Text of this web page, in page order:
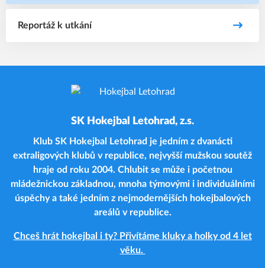
Reportáž k utkání
SK Hokejbal Letohrad, z.s.
Klub SK Hokejbal Letohrad je jedním z dvanácti
extraligových klubů v republice, nejvyšší mužskou soutěž
hraje od roku 2004. Chlubit se může i početnou
mládežnickou základnou, mnoha týmovými i individuálními
úspěchy a také jedním z nejmodernějších hokejbalových
areálů v republice.
Chceš hrát hokejbal i ty? Přivítáme kluky a holky od 4 let
věku.